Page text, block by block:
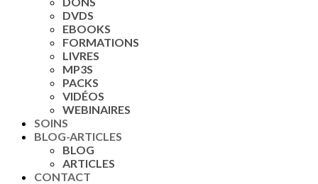
DVDS
EBOOKS
FORMATIONS
LIVRES
MP3S
PACKS
VIDÉOS
WEBINAIRES
SOINS
BLOG-ARTICLES
BLOG
ARTICLES
CONTACT